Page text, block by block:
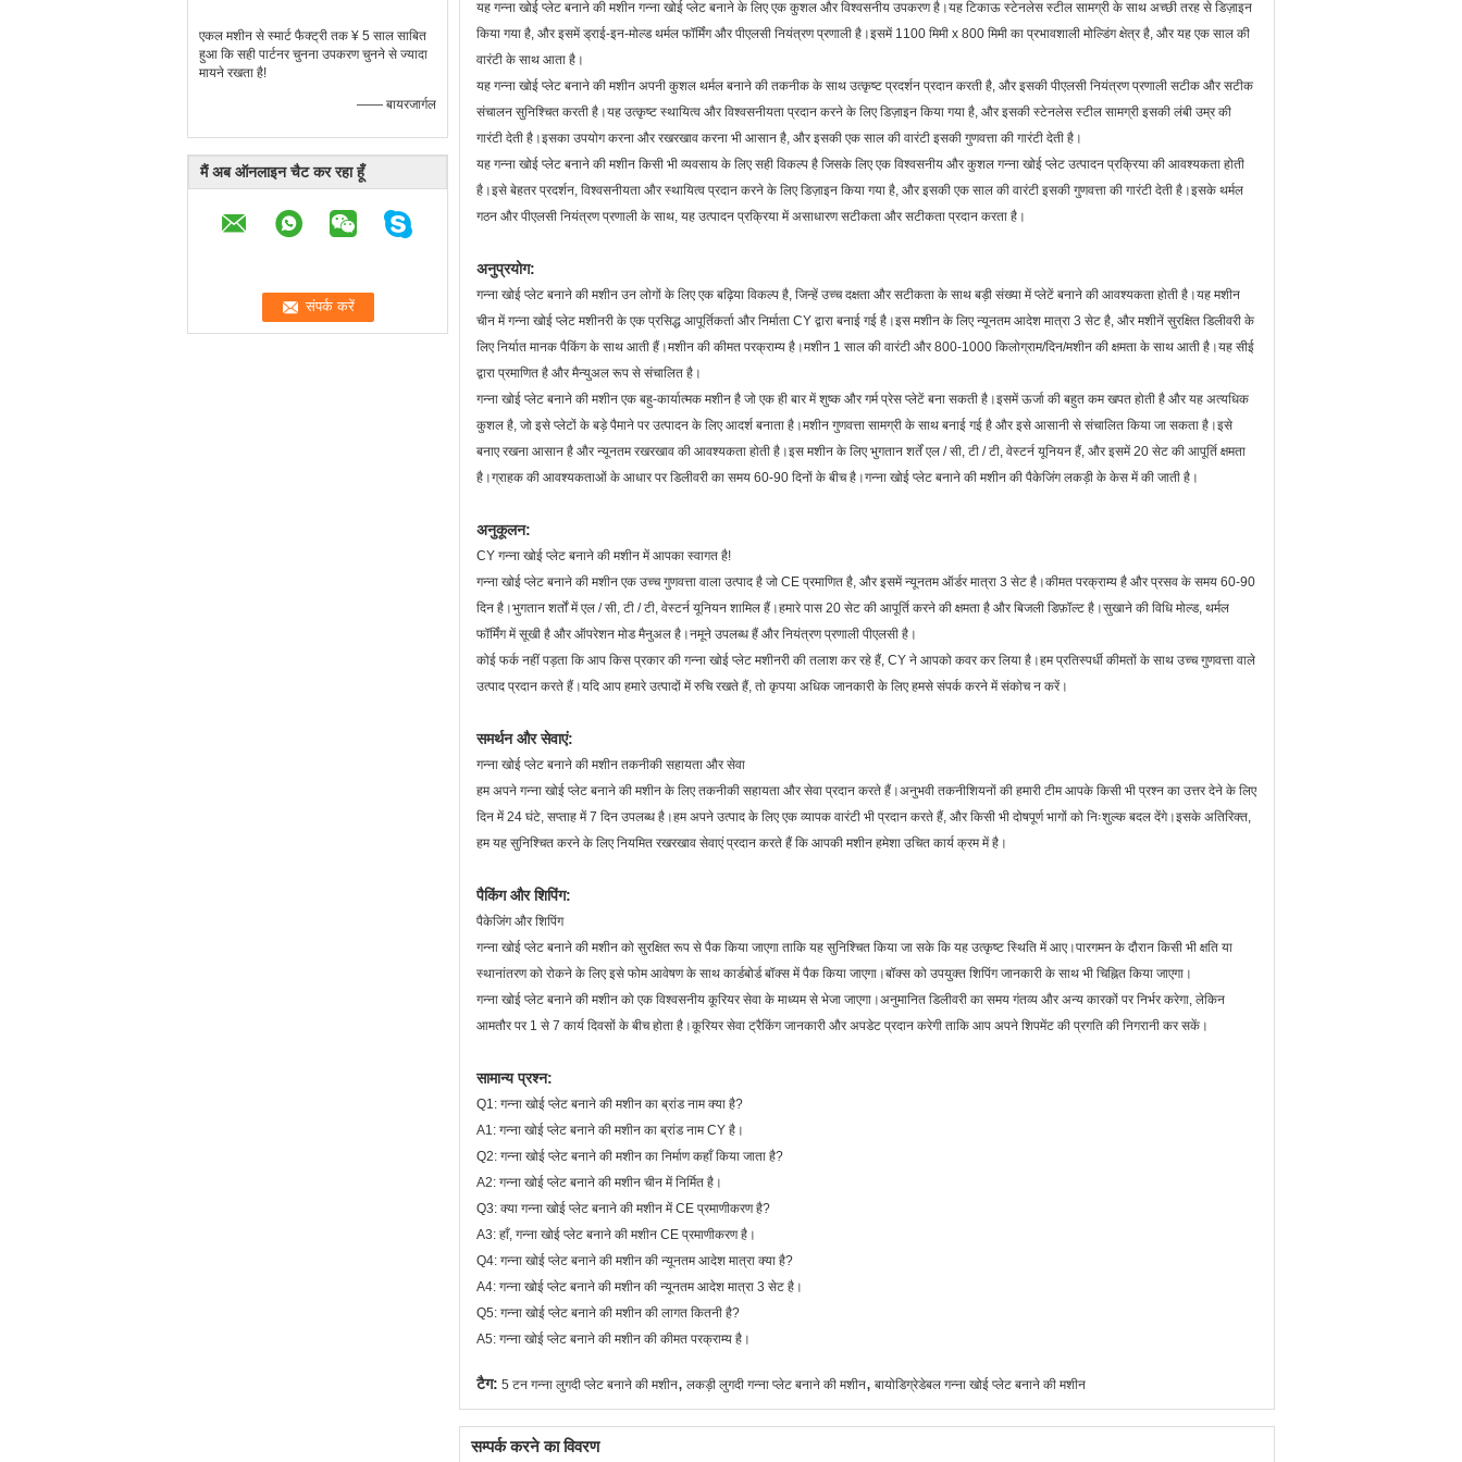
एकल मशीन से स्मार्ट फैक्ट्री तक ¥ 5 साल साबित
हुआ कि सही पार्टनर चुनना उपकरण चुनने से ज्यादा
मायने रखता है!
—— बायरजार्गल
मैं अब ऑनलाइन चैट कर रहा हूँ
यह गन्ना खोई प्लेट बनाने की मशीन गन्ना खोई प्लेट बनाने के लिए एक कुशल और विश्वसनीय उपकरण है।यह टिकाऊ स्टेनलेस स्टील सामग्री के साथ अच्छी तरह से डिज़ाइन
किया गया है, और इसमें ड्राई-इन-मोल्ड थर्मल फॉर्मिंग और पीएलसी नियंत्रण प्रणाली है।इसमें 1100 मिमी x 800 मिमी का प्रभावशाली मोल्डिंग क्षेत्र है, और यह एक साल की
वारंटी के साथ आता है।
यह गन्ना खोई प्लेट बनाने की मशीन अपनी कुशल थर्मल बनाने की तकनीक के साथ उत्कृष्ट प्रदर्शन प्रदान करती है, और इसकी पीएलसी नियंत्रण प्रणाली सटीक और सटीक
संचालन सुनिश्चित करती है।यह उत्कृष्ट स्थायित्व और विश्वसनीयता प्रदान करने के लिए डिज़ाइन किया गया है, और इसकी स्टेनलेस स्टील सामग्री इसकी लंबी उम्र की
गारंटी देती है।इसका उपयोग करना और रखरखाव करना भी आसान है, और इसकी एक साल की वारंटी इसकी गुणवत्ता की गारंटी देती है।
यह गन्ना खोई प्लेट बनाने की मशीन किसी भी व्यवसाय के लिए सही विकल्प है जिसके लिए एक विश्वसनीय और कुशल गन्ना खोई प्लेट उत्पादन प्रक्रिया की आवश्यकता होती
है।इसे बेहतर प्रदर्शन, विश्वसनीयता और स्थायित्व प्रदान करने के लिए डिज़ाइन किया गया है, और इसकी एक साल की वारंटी इसकी गुणवत्ता की गारंटी देती है।इसके थर्मल
गठन और पीएलसी नियंत्रण प्रणाली के साथ, यह उत्पादन प्रक्रिया में असाधारण सटीकता और सटीकता प्रदान करता है।
अनुप्रयोग:
गन्ना खोई प्लेट बनाने की मशीन उन लोगों के लिए एक बढ़िया विकल्प है, जिन्हें उच्च दक्षता और सटीकता के साथ बड़ी संख्या में प्लेटें बनाने की आवश्यकता होती है।यह मशीन
चीन में गन्ना खोई प्लेट मशीनरी के एक प्रसिद्ध आपूर्तिकर्ता और निर्माता CY द्वारा बनाई गई है।इस मशीन के लिए न्यूनतम आदेश मात्रा 3 सेट है, और मशीनें सुरक्षित डिलीवरी के
लिए निर्यात मानक पैकिंग के साथ आती हैं।मशीन की कीमत परक्राम्य है।मशीन 1 साल की वारंटी और 800-1000 किलोग्राम/दिन/मशीन की क्षमता के साथ आती है।यह सीई
द्वारा प्रमाणित है और मैन्युअल रूप से संचालित है।
गन्ना खोई प्लेट बनाने की मशीन एक बहु-कार्यात्मक मशीन है जो एक ही बार में शुष्क और गर्म प्रेस प्लेटें बना सकती है।इसमें ऊर्जा की बहुत कम खपत होती है और यह अत्यधिक
कुशल है, जो इसे प्लेटों के बड़े पैमाने पर उत्पादन के लिए आदर्श बनाता है।मशीन गुणवत्ता सामग्री के साथ बनाई गई है और इसे आसानी से संचालित किया जा सकता है।इसे
बनाए रखना आसान है और न्यूनतम रखरखाव की आवश्यकता होती है।इस मशीन के लिए भुगतान शर्तें एल / सी, टी / टी, वेस्टर्न यूनियन हैं, और इसमें 20 सेट की आपूर्ति क्षमता
है।ग्राहक की आवश्यकताओं के आधार पर डिलीवरी का समय 60-90 दिनों के बीच है।गन्ना खोई प्लेट बनाने की मशीन की पैकेजिंग लकड़ी के केस में की जाती है।
अनुकूलन:
CY गन्ना खोई प्लेट बनाने की मशीन में आपका स्वागत है!
गन्ना खोई प्लेट बनाने की मशीन एक उच्च गुणवत्ता वाला उत्पाद है जो CE प्रमाणित है, और इसमें न्यूनतम ऑर्डर मात्रा 3 सेट है।कीमत परक्राम्य है और प्रसव के समय 60-90
दिन है।भुगतान शर्तों में एल / सी, टी / टी, वेस्टर्न यूनियन शामिल हैं।हमारे पास 20 सेट की आपूर्ति करने की क्षमता है और बिजली डिफ़ॉल्ट है।सुखाने की विधि मोल्ड, थर्मल
फॉर्मिंग में सूखी है और ऑपरेशन मोड मैनुअल है।नमूने उपलब्ध हैं और नियंत्रण प्रणाली पीएलसी है।
कोई फर्क नहीं पड़ता कि आप किस प्रकार की गन्ना खोई प्लेट मशीनरी की तलाश कर रहे हैं, CY ने आपको कवर कर लिया है।हम प्रतिस्पर्धी कीमतों के साथ उच्च गुणवत्ता वाले
उत्पाद प्रदान करते हैं।यदि आप हमारे उत्पादों में रुचि रखते हैं, तो कृपया अधिक जानकारी के लिए हमसे संपर्क करने में संकोच न करें।
समर्थन और सेवाएं:
गन्ना खोई प्लेट बनाने की मशीन तकनीकी सहायता और सेवा
हम अपने गन्ना खोई प्लेट बनाने की मशीन के लिए तकनीकी सहायता और सेवा प्रदान करते हैं।अनुभवी तकनीशियनों की हमारी टीम आपके किसी भी प्रश्न का उत्तर देने के लिए
दिन में 24 घंटे, सप्ताह में 7 दिन उपलब्ध है।हम अपने उत्पाद के लिए एक व्यापक वारंटी भी प्रदान करते हैं, और किसी भी दोषपूर्ण भागों को निःशुल्क बदल देंगे।इसके अतिरिक्त,
हम यह सुनिश्चित करने के लिए नियमित रखरखाव सेवाएं प्रदान करते हैं कि आपकी मशीन हमेशा उचित कार्य क्रम में है।
पैकिंग और शिपिंग:
पैकेजिंग और शिपिंग
गन्ना खोई प्लेट बनाने की मशीन को सुरक्षित रूप से पैक किया जाएगा ताकि यह सुनिश्चित किया जा सके कि यह उत्कृष्ट स्थिति में आए।पारगमन के दौरान किसी भी क्षति या
स्थानांतरण को रोकने के लिए इसे फोम आवेषण के साथ कार्डबोर्ड बॉक्स में पैक किया जाएगा।बॉक्स को उपयुक्त शिपिंग जानकारी के साथ भी चिह्नित किया जाएगा।
गन्ना खोई प्लेट बनाने की मशीन को एक विश्वसनीय कूरियर सेवा के माध्यम से भेजा जाएगा।अनुमानित डिलीवरी का समय गंतव्य और अन्य कारकों पर निर्भर करेगा, लेकिन
आमतौर पर 1 से 7 कार्य दिवसों के बीच होता है।कूरियर सेवा ट्रैकिंग जानकारी और अपडेट प्रदान करेगी ताकि आप अपने शिपमेंट की प्रगति की निगरानी कर सकें।
सामान्य प्रश्न:
Q1: गन्ना खोई प्लेट बनाने की मशीन का ब्रांड नाम क्या है?
A1: गन्ना खोई प्लेट बनाने की मशीन का ब्रांड नाम CY है।
Q2: गन्ना खोई प्लेट बनाने की मशीन का निर्माण कहाँ किया जाता है?
A2: गन्ना खोई प्लेट बनाने की मशीन चीन में निर्मित है।
Q3: क्या गन्ना खोई प्लेट बनाने की मशीन में CE प्रमाणीकरण है?
A3: हाँ, गन्ना खोई प्लेट बनाने की मशीन CE प्रमाणीकरण है।
Q4: गन्ना खोई प्लेट बनाने की मशीन की न्यूनतम आदेश मात्रा क्या है?
A4: गन्ना खोई प्लेट बनाने की मशीन की न्यूनतम आदेश मात्रा 3 सेट है।
Q5: गन्ना खोई प्लेट बनाने की मशीन की लागत कितनी है?
A5: गन्ना खोई प्लेट बनाने की मशीन की कीमत परक्राम्य है।
टैग: 5 टन गन्ना लुगदी प्लेट बनाने की मशीन, लकड़ी लुगदी गन्ना प्लेट बनाने की मशीन, बायोडिग्रेडेबल गन्ना खोई प्लेट बनाने की मशीन
सम्पर्क करने का विवरण